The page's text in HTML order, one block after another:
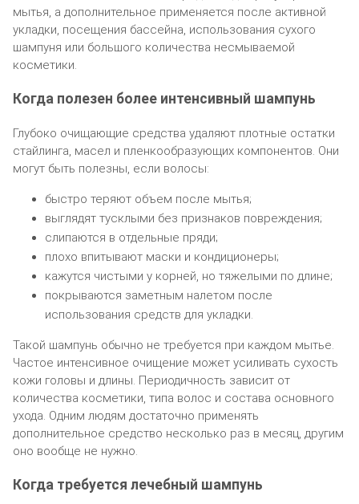
мытья, а дополнительное применяется после активной
укладки, посещения бассейна, использования сухого
шампуня или большого количества несмываемой
косметики.
Когда полезен более интенсивный шампунь
Глубоко очищающие средства удаляют плотные остатки
стайлинга, масел и пленкообразующих компонентов. Они
могут быть полезны, если волосы:
быстро теряют объем после мытья;
выглядят тусклыми без признаков повреждения;
слипаются в отдельные пряди;
плохо впитывают маски и кондиционеры;
кажутся чистыми у корней, но тяжелыми по длине;
покрываются заметным налетом после
использования средств для укладки.
Такой шампунь обычно не требуется при каждом мытье.
Частое интенсивное очищение может усиливать сухость
кожи головы и длины. Периодичность зависит от
количества косметики, типа волос и состава основного
ухода. Одним людям достаточно применять
дополнительное средство несколько раз в месяц, другим
оно вообще не нужно.
Когда требуется лечебный шампунь